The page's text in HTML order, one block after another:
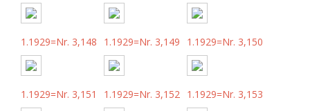
1.1929=Nr. 3,148 1.1929=Nr. 3,149 1.1929=Nr. 3,150
1.1929=Nr. 3,151 1.1929=Nr. 3,152 1.1929=Nr. 3,153